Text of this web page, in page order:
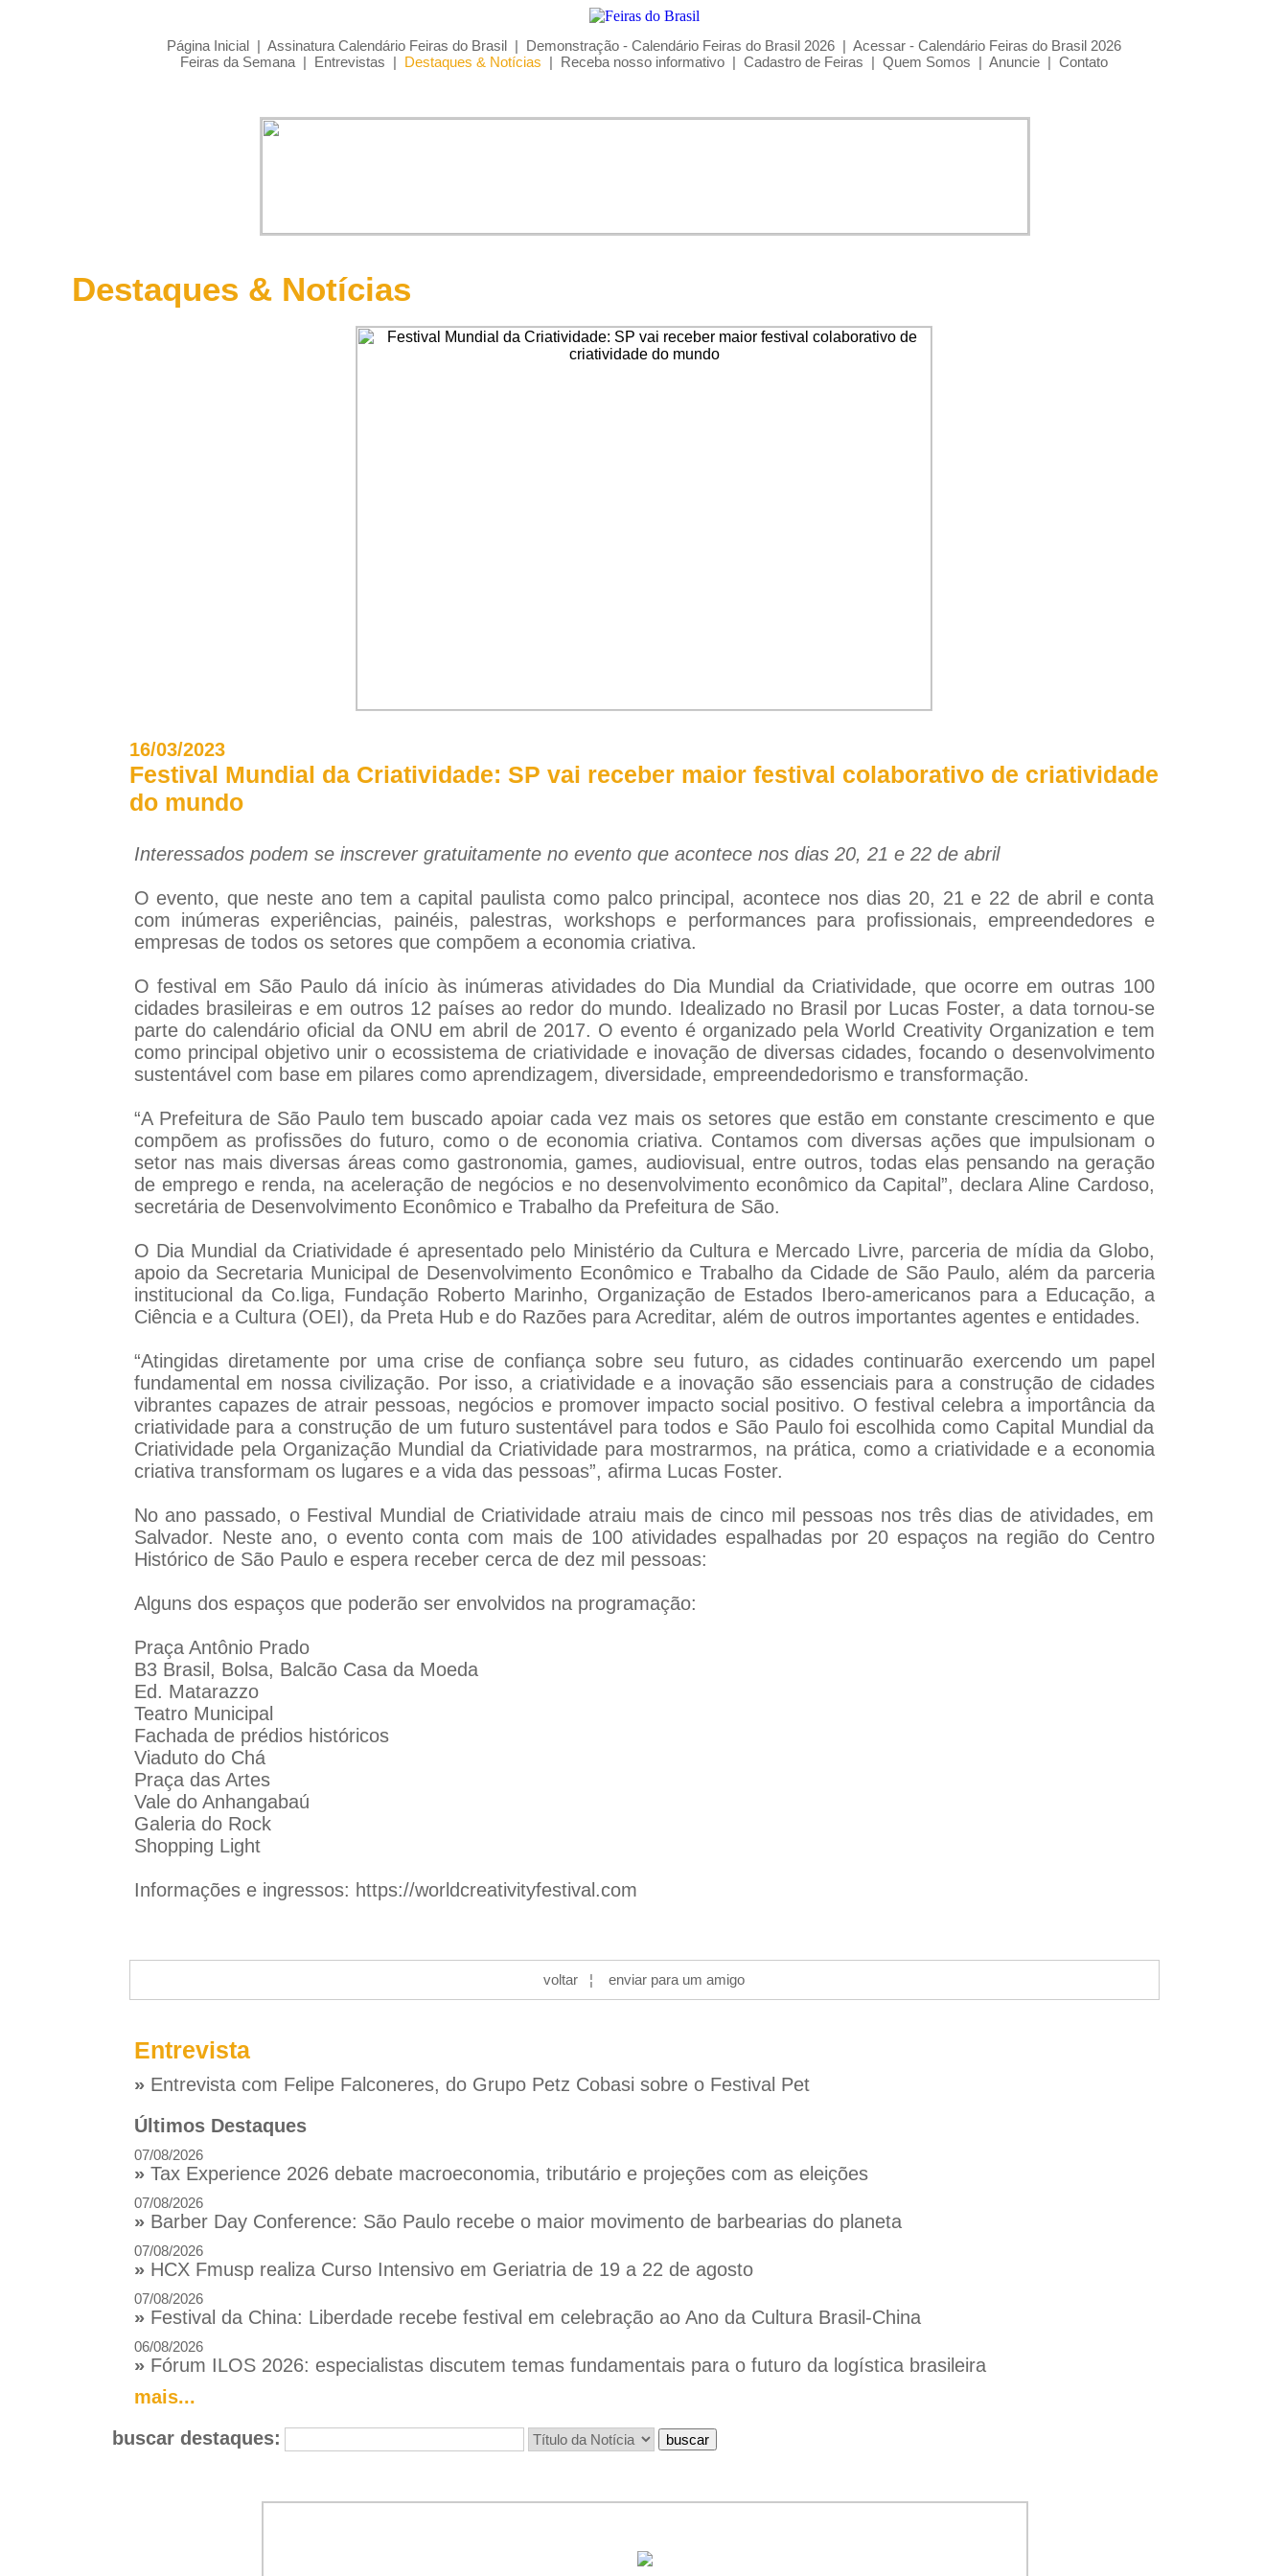
Página Inicial | Assinatura Calendário Feiras do Brasil | Demonstração - Calendário Feiras do Brasil 2026 | Acessar - Calendário Feiras do Brasil 2026
Feiras da Semana | Entrevistas | Destaques & Notícias | Receba nosso informativo | Cadastro de Feiras | Quem Somos | Anuncie | Contato
Destaques & Notícias
16/03/2023
Festival Mundial da Criatividade: SP vai receber maior festival colaborativo de criatividade
do mundo
Interessados podem se inscrever gratuitamente no evento que acontece nos dias 20, 21 e 22 de abril
O evento, que neste ano tem a capital paulista como palco principal, acontece nos dias 20, 21 e 22 de abril e conta
com inúmeras experiências, painéis, palestras, workshops e performances para profissionais, empreendedores e
empresas de todos os setores que compõem a economia criativa.
O festival em São Paulo dá início às inúmeras atividades do Dia Mundial da Criatividade, que ocorre em outras 100
cidades brasileiras e em outros 12 países ao redor do mundo. Idealizado no Brasil por Lucas Foster, a data tornou-se
parte do calendário oficial da ONU em abril de 2017. O evento é organizado pela World Creativity Organization e tem
como principal objetivo unir o ecossistema de criatividade e inovação de diversas cidades, focando o desenvolvimento
sustentável com base em pilares como aprendizagem, diversidade, empreendedorismo e transformação.
“A Prefeitura de São Paulo tem buscado apoiar cada vez mais os setores que estão em constante crescimento e que
compõem as profissões do futuro, como o de economia criativa. Contamos com diversas ações que impulsionam o
setor nas mais diversas áreas como gastronomia, games, audiovisual, entre outros, todas elas pensando na geração
de emprego e renda, na aceleração de negócios e no desenvolvimento econômico da Capital”, declara Aline Cardoso,
secretária de Desenvolvimento Econômico e Trabalho da Prefeitura de São.
O Dia Mundial da Criatividade é apresentado pelo Ministério da Cultura e Mercado Livre, parceria de mídia da Globo,
apoio da Secretaria Municipal de Desenvolvimento Econômico e Trabalho da Cidade de São Paulo, além da parceria
institucional da Co.liga, Fundação Roberto Marinho, Organização de Estados Ibero-americanos para a Educação, a
Ciência e a Cultura (OEI), da Preta Hub e do Razões para Acreditar, além de outros importantes agentes e entidades.
“Atingidas diretamente por uma crise de confiança sobre seu futuro, as cidades continuarão exercendo um papel
fundamental em nossa civilização. Por isso, a criatividade e a inovação são essenciais para a construção de cidades
vibrantes capazes de atrair pessoas, negócios e promover impacto social positivo. O festival celebra a importância da
criatividade para a construção de um futuro sustentável para todos e São Paulo foi escolhida como Capital Mundial da
Criatividade pela Organização Mundial da Criatividade para mostrarmos, na prática, como a criatividade e a economia
criativa transformam os lugares e a vida das pessoas”, afirma Lucas Foster.
No ano passado, o Festival Mundial de Criatividade atraiu mais de cinco mil pessoas nos três dias de atividades, em
Salvador. Neste ano, o evento conta com mais de 100 atividades espalhadas por 20 espaços na região do Centro
Histórico de São Paulo e espera receber cerca de dez mil pessoas:
Alguns dos espaços que poderão ser envolvidos na programação:
Praça Antônio Prado
B3 Brasil, Bolsa, Balcão Casa da Moeda
Ed. Matarazzo
Teatro Municipal
Fachada de prédios históricos
Viaduto do Chá
Praça das Artes
Vale do Anhangabaú
Galeria do Rock
Shopping Light
Informações e ingressos: https://worldcreativityfestival.com
voltar ¦ enviar para um amigo
Entrevista
» Entrevista com Felipe Falconeres, do Grupo Petz Cobasi sobre o Festival Pet
Últimos Destaques
07/08/2026
» Tax Experience 2026 debate macroeconomia, tributário e projeções com as eleições
07/08/2026
» Barber Day Conference: São Paulo recebe o maior movimento de barbearias do planeta
07/08/2026
» HCX Fmusp realiza Curso Intensivo em Geriatria de 19 a 22 de agosto
07/08/2026
» Festival da China: Liberdade recebe festival em celebração ao Ano da Cultura Brasil-China
06/08/2026
» Fórum ILOS 2026: especialistas discutem temas fundamentais para o futuro da logística brasileira
mais...
buscar destaques: